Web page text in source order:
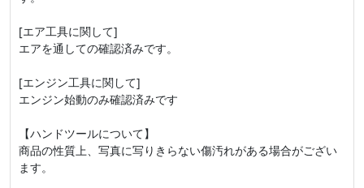
[エア工具に関して]
エアを通しての確認済みです。
[エンジン工具に関して]
エンジン始動のみ確認済みです
【ハンドツールについて】
商品の性質上、写真に写りきらない傷汚れがある場合がござい
ます。